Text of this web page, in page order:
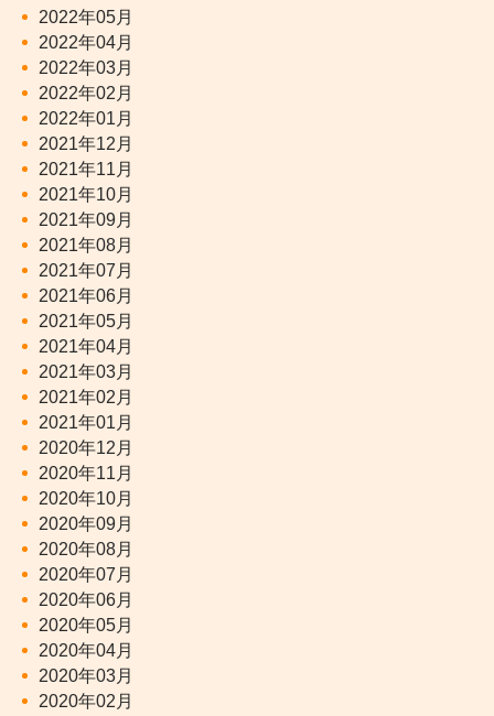
2022年05月
2022年04月
2022年03月
2022年02月
2022年01月
2021年12月
2021年11月
2021年10月
2021年09月
2021年08月
2021年07月
2021年06月
2021年05月
2021年04月
2021年03月
2021年02月
2021年01月
2020年12月
2020年11月
2020年10月
2020年09月
2020年08月
2020年07月
2020年06月
2020年05月
2020年04月
2020年03月
2020年02月